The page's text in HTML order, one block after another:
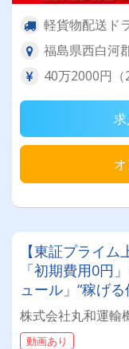
軽貨物配送ド
福島県西白河
40万2000円（
【東証プライ
「初期費用0円
ュール」“稼げ
定申告など充実
株式会社丸和運輸
動画あり